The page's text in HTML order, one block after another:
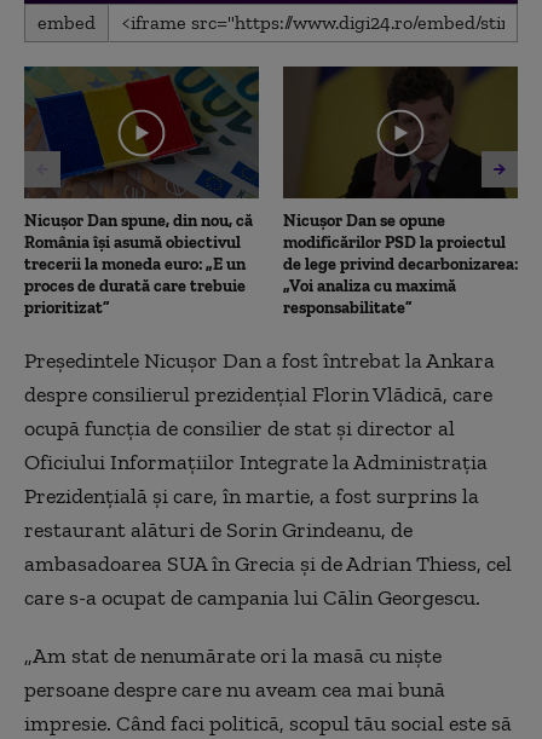
0
seconds
43
minutes,
41
seconds
embed
Nicușor Dan spune, din nou, că
România își asumă obiectivul
trecerii la moneda euro: „E un
proces de durată care trebuie
prioritizat”
Nicușor Dan se opune
modificărilor PSD la proiectul
de lege privind decarbonizarea:
„Voi analiza cu maximă
responsabilitate”
Preşedintele Nicuşor Dan a fost întrebat la Ankara
despre consilierul prezidenţial Florin Vlădică, care
ocupă funcţia de consilier de stat şi director al
Oficiului Informaţiilor Integrate la Administraţia
Prezidenţială şi care, în martie, a fost surprins la
restaurant alături de Sorin Grindeanu, de
ambasadoarea SUA în Grecia şi de Adrian Thiess, cel
care s-a ocupat de campania lui Călin Georgescu.
„Am stat de nenumărate ori la masă cu nişte
persoane despre care nu aveam cea mai bună
impresie. Când faci politică, scopul tău social este să